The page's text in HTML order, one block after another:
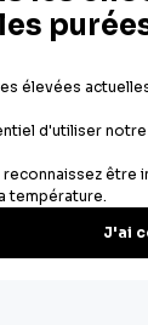
depuis votre
Dellier